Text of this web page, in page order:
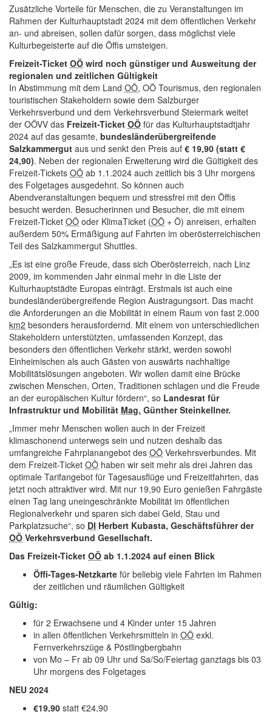
Zusätzliche Vorteile für Menschen, die zu Veranstaltungen im
Rahmen der Kulturhauptstadt 2024 mit dem öffentlichen Verkehr
an- und abreisen, sollen dafür sorgen, dass möglichst viele
Kulturbegeisterte auf die Öffis umsteigen.
Freizeit-Ticket OÖ wird noch günstiger und Ausweitung der
regionalen und zeitlichen Gültigkeit
In Abstimmung mit dem Land OÖ, OÖ Tourismus, den regionalen
touristischen Stakeholdern sowie dem Salzburger
Verkehrsverbund und dem Verkehrsverbund Steiermark weitet
der OÖVV das Freizeit-Ticket OÖ für das Kulturhauptstadtjahr
2024 auf das gesamte, bundesländerübergreifende
Salzkammergut aus und senkt den Preis auf € 19,90 (statt €
24,90). Neben der regionalen Erweiterung wird die Gültigkeit des
Freizeit-Tickets OÖ ab 1.1.2024 auch zeitlich bis 3 Uhr morgens
des Folgetages ausgedehnt. So können auch
Abendveranstaltungen bequem und stressfrei mit den Öffis
besucht werden. Besucherinnen und Besucher, die mit einem
Freizeit-Ticket OÖ oder KlimaTicket (OÖ + Ö) anreisen, erhalten
außerdem 50% Ermäßigung auf Fahrten im oberösterreichischen
Teil des Salzkammergut Shuttles.
„Es ist eine große Freude, dass sich Oberösterreich, nach Linz
2009, im kommenden Jahr einmal mehr in die Liste der
Kulturhauptstädte Europas einträgt. Erstmals ist auch eine
bundesländerübergreifende Region Austragungsort. Das macht
die Anforderungen an die Mobilität in einem Raum von fast 2.000
km2 besonders herausfordernd. Mit einem von unterschiedlichen
Stakeholdern unterstützten, umfassenden Konzept, das
besonders den öffentlichen Verkehr stärkt, werden sowohl
Einheimischen als auch Gästen von auswärts nachhaltige
Mobilitätslösungen angeboten. Wir wollen damit eine Brücke
zwischen Menschen, Orten, Traditionen schlagen und die Freude
an der europäischen Kultur fördern“, so Landesrat für
Infrastruktur und Mobilität Mag. Günther Steinkellner.
„Immer mehr Menschen wollen auch in der Freizeit
klimaschonend unterwegs sein und nutzen deshalb das
umfangreiche Fahrplanangebot des OÖ Verkehrsverbundes. Mit
dem Freizeit-Ticket OÖ haben wir seit mehr als drei Jahren das
optimale Tarifangebot für Tagesausflüge und Freizeitfahrten, das
jetzt noch attraktiver wird. Mit nur 19,90 Euro genießen Fahrgäste
einen Tag lang uneingeschränkte Mobilität im öffentlichen
Regionalverkehr und sparen sich dabei Geld, Stau und
Parkplatzsuche“, so DI Herbert Kubasta, Geschäftsführer der
OÖ Verkehrsverbund Gesellschaft.
Das Freizeit-Ticket OÖ ab 1.1.2024 auf einen Blick
Öffi-Tages-Netzkarte für beliebig viele Fahrten im Rahmen
der zeitlichen und räumlichen Gültigkeit
Gültig:
für 2 Erwachsene und 4 Kinder unter 15 Jahren
in allen öffentlichen Verkehrsmitteln in OÖ exkl.
Fernverkehrszüge & Pöstlingbergbahn
von Mo – Fr ab 09 Uhr und Sa/So/Feiertag ganztags bis 03
Uhr morgens des Folgetages
NEU 2024
€19,90 statt €24,90